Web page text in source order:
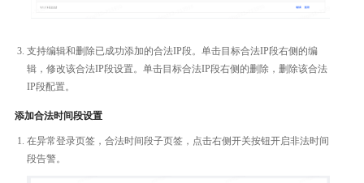
支持编辑和删除已成功添加的合法IP段。单击目标合法IP段右侧的编
辑，修改该合法IP段设置。单击目标合法IP段右侧的删除，删除该合法
IP段配置。
添加合法时间段设置
在异常登录页签，合法时间段子页签，点击右侧开关按钮开启非法时间
段告警。